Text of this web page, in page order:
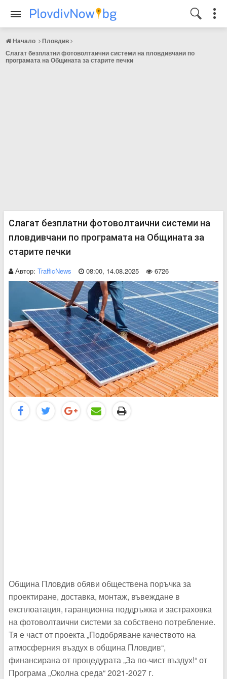
Начало
Пловдив
Слагат безплатни фотоволтаични системи на пловдивчани по
програмата на Общината за старите печки
Слагат безплатни фотоволтаични системи на
пловдивчани по програмата на Общината за
старите печки
Автор: TrafficNews 08:00, 14.08.2025 6726
Община Пловдив обяви обществена поръчка за
проектиране, доставка, монтаж, въвеждане в
експлоатация, гаранционна поддръжка и застраховка
на фотоволтаични системи за собствено потребление.
Тя е част от проекта „Подобряване качеството на
атмосферния въздух в община Пловдив“,
финансирана от процедурата „За по-чист въздух!“ от
Програма „Околна среда“ 2021-2027 г.